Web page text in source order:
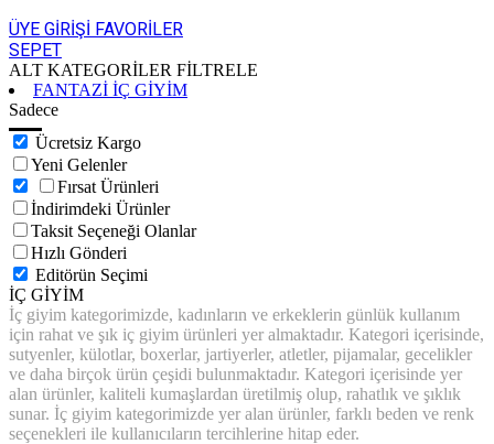
ÜYE GİRİŞİ FAVORİLER
SEPET
ALT KATEGORİLER FİLTRELE
FANTAZİ İÇ GİYİM
Sadece
Ücretsiz Kargo
Yeni Gelenler
Fırsat Ürünleri
İndirimdeki Ürünler
Taksit Seçeneği Olanlar
Hızlı Gönderi
Editörün Seçimi
İÇ GİYİM
İç giyim kategorimizde, kadınların ve erkeklerin günlük kullanım
için rahat ve şık iç giyim ürünleri yer almaktadır. Kategori içerisinde,
sutyenler, külotlar, boxerlar, jartiyerler, atletler, pijamalar, gecelikler
ve daha birçok ürün çeşidi bulunmaktadır. Kategori içerisinde yer
alan ürünler, kaliteli kumaşlardan üretilmiş olup, rahatlık ve şıklık
sunar. İç giyim kategorimizde yer alan ürünler, farklı beden ve renk
seçenekleri ile kullanıcıların tercihlerine hitap eder.